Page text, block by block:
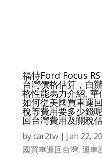
福特Ford Focus
台灣價格估算，自
格性能馬力介紹,
如何從美國買車運
稅等費用要多少錢
回台灣費用及關稅
bycar2tw| Jan 22,
國買車運回台灣, 運車